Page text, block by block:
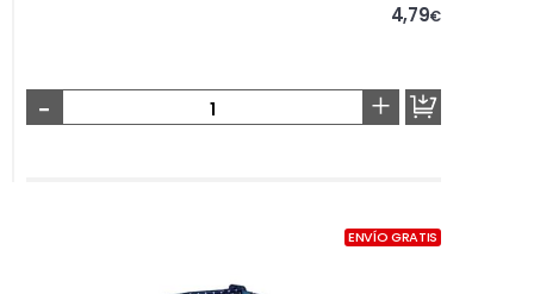
4,79€
- +
ENVÍO GRATIS